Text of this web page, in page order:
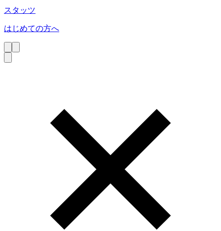
スタッツ
はじめての方へ